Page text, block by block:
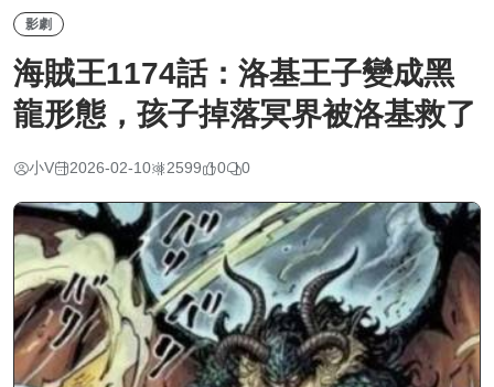
影劇
海賊王1174話：洛基王子變成黑
龍形態，孩子掉落冥界被洛基救了
小V 2026-02-10 2599 0 0